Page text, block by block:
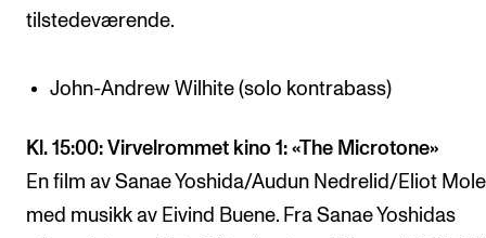
tilstedeværende.
John-Andrew Wilhite (solo kontrabass)
Kl. 15:00: Virvelrommet kino 1: «The Microtone»
En film av Sanae Yoshida/Audun Nedrelid/Eliot
med musikk av Eivind Buene. Fra Sanae Yoshidas